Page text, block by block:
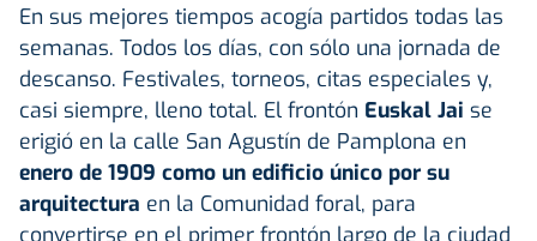
En sus mejores tiempos acogía partidos todas las
semanas. Todos los días, con sólo una jornada de
descanso. Festivales, torneos, citas especiales y,
casi siempre, lleno total. El frontón Euskal Jai se
erigió en la calle San Agustín de Pamplona en
enero de 1909 como un edificio único por su
arquitectura en la Comunidad foral, para
convertirse en el primer frontón largo de la ciudad